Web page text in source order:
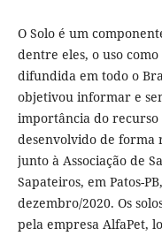
O Solo é um
dentre eles, o uso
difundida em todo o
objetivou informar e
importância do
desenvolvido de forma
junto à Associação de
Sapateiros, em Patos-
dezembro/2020. Os
pela empresa AlfaPet,